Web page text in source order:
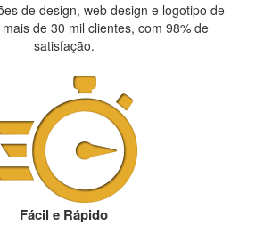
de design, web design e logotipo de
de 30 mil clientes, com 98% de
satisfação.
Fácil e Rápido